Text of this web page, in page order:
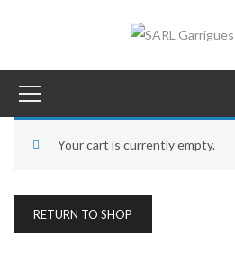
Your cart is currently empty.
RETURN TO SHOP